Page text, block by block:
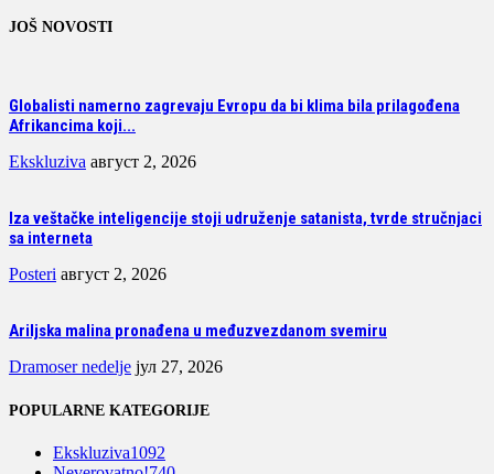
JOŠ NOVOSTI
Globalisti namerno zagrevaju Evropu da bi klima bila prilagođena
Afrikancima koji...
Ekskluziva август 2, 2026
Iza veštačke inteligencije stoji udruženje satanista, tvrde stručnjaci
sa interneta
Posteri август 2, 2026
Ariljska malina pronađena u međuzvezdanom svemiru
Dramoser nedelje јул 27, 2026
POPULARNE KATEGORIJE
Ekskluziva1092